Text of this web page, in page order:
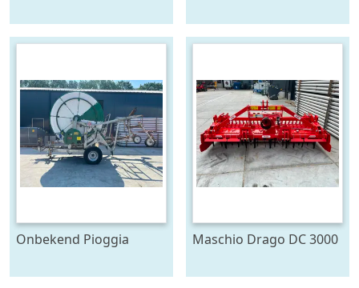
1996)
2018)
Onbekend Pioggia
beregenings haspel
Maschio Drago DC 3000